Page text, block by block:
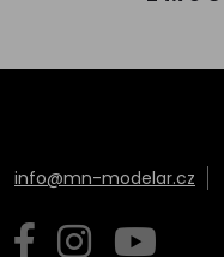
info@mn-modelar.cz